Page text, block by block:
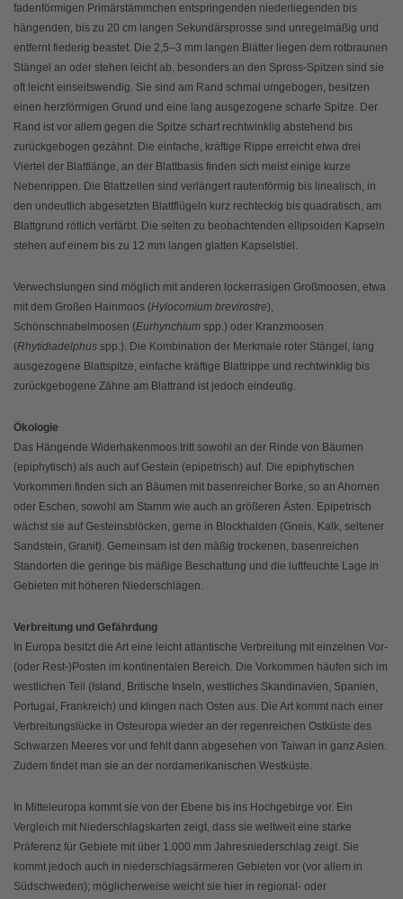
fadenförmigen Primärstämmchen entspringenden niederliegenden bis
hängenden, bis zu 20 cm langen Sekundärsprosse sind unregelmäßig und
entfernt fiederig beastet. Die 2,5‒3 mm langen Blätter liegen dem rotbraunen
Stängel an oder stehen leicht ab, besonders an den Spross-Spitzen sind sie
oft leicht einseitswendig. Sie sind am Rand schmal umgebogen, besitzen
einen herzförmigen Grund und eine lang ausgezogene scharfe Spitze. Der
Rand ist vor allem gegen die Spitze scharf rechtwinklig abstehend bis
zurückgebogen gezähnt. Die einfache, kräftige Rippe erreicht etwa drei
Viertel der Blattlänge, an der Blattbasis finden sich meist einige kurze
Nebenrippen. Die Blattzellen sind verlängert rautenförmig bis linealisch, in
den undeutlich abgesetzten Blattflügeln kurz rechteckig bis quadratisch, am
Blattgrund rötlich verfärbt. Die selten zu beobachtenden ellipsoiden Kapseln
stehen auf einem bis zu 12 mm langen glatten Kapselstiel.
Verwechslungen sind möglich mit anderen lockerrasigen Großmoosen, etwa
mit dem Großen Hainmoos (Hylocomium brevirostre),
Schönschnabelmoosen (Eurhynchium spp.) oder Kranzmoosen
(Rhytidiadelphus spp.). Die Kombination der Merkmale roter Stängel, lang
ausgezogene Blattspitze, einfache kräftige Blattrippe und rechtwinklig bis
zurückgebogene Zähne am Blattrand ist jedoch eindeutig.
Ökologie
Das Hängende Widerhakenmoos tritt sowohl an der Rinde von Bäumen
(epiphytisch) als auch auf Gestein (epipetrisch) auf. Die epiphytischen
Vorkommen finden sich an Bäumen mit basenreicher Borke, so an Ahornen
oder Eschen, sowohl am Stamm wie auch an größeren Ästen. Epipetrisch
wächst sie auf Gesteinsblöcken, gerne in Blockhalden (Gneis, Kalk, seltener
Sandstein, Granit). Gemeinsam ist den mäßig trockenen, basenreichen
Standorten die geringe bis mäßige Beschattung und die luftfeuchte Lage in
Gebieten mit höheren Niederschlägen.
Verbreitung und Gefährdung
In Europa besitzt die Art eine leicht atlantische Verbreitung mit einzelnen Vor-
(oder Rest-)Posten im kontinentalen Bereich. Die Vorkommen häufen sich im
westlichen Teil (Island, Britische Inseln, westliches Skandinavien, Spanien,
Portugal, Frankreich) und klingen nach Osten aus. Die Art kommt nach einer
Verbreitungslücke in Osteuropa wieder an der regenreichen Ostküste des
Schwarzen Meeres vor und fehlt dann abgesehen von Taiwan in ganz Asien.
Zudem findet man sie an der nordamerikanischen Westküste.
In Mitteleuropa kommt sie von der Ebene bis ins Hochgebirge vor. Ein
Vergleich mit Niederschlagskarten zeigt, dass sie weltweit eine starke
Präferenz für Gebiete mit über 1.000 mm Jahresniederschlag zeigt. Sie
kommt jedoch auch in niederschlagsärmeren Gebieten vor (vor allem in
Südschweden); möglicherweise weicht sie hier in regional- oder